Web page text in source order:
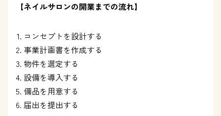
【ネイルサロンの開業までの流れ】
コンセプトを設計する
事業計画書を作成する
物件を選定する
設備を導入する
備品を用意する
届出を提出する